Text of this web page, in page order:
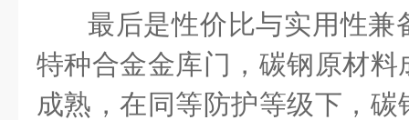
最后是性价比与实用性兼
特种合金金库门，碳钢原材
成熟，在同等防护等级下，